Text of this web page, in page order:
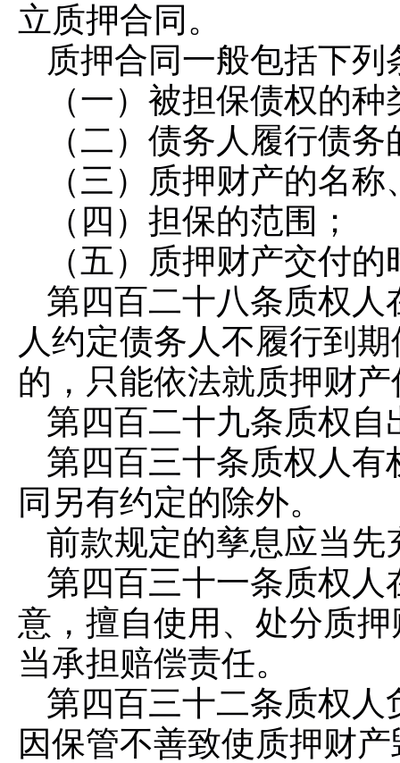
立质押合同。
质押合同一般包括下列
（一）被担保债权的
（二）债务人履行债
（三）质押财产的名
（四）担保的范围；
（五）质押财产交付
第四百二十八条质权人
人约定债务人不履行到
的，只能依法就质押财
第四百二十九条质权自
第四百三十条质权人有
同另有约定的除外。
前款规定的孳息应当
第四百三十一条质权人
意，擅自使用、处分质
当承担赔偿责任。
第四百三十二条质权人
因保管不善致使质押财